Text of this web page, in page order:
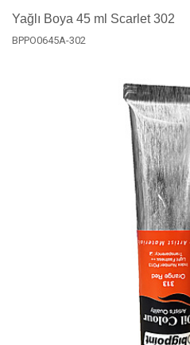
Yağlı Boya 45 ml Scarlet 302
BPPO0645A-302